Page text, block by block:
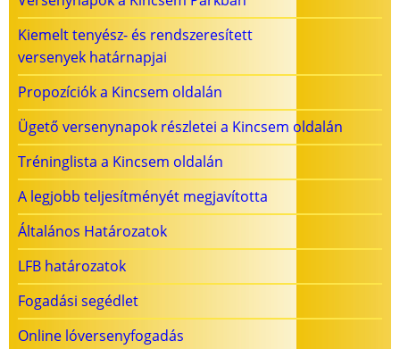
Kiemelt tenyész- és rendszeresített
versenyek határnapjai
Propozíciók a Kincsem oldalán
Ügető versenynapok részletei a Kincsem oldalán
Tréninglista a Kincsem oldalán
A legjobb teljesítményét megjavította
Általános Határozatok
LFB határozatok
Fogadási segédlet
Online lóversenyfogadás